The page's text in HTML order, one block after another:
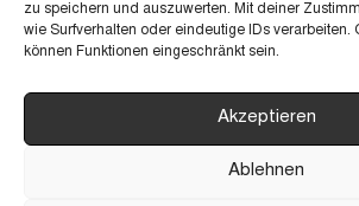
zu speichern und auszuwerten. Mit deiner
wie Surfverhalten oder eindeutige IDs verarbeiten.
können Funktionen eingeschränkt sein.
Akzeptieren
Ablehnen
Verwöhnpakete
Jobs
Impressum & Datenschutzerklärung
KI-Leitlinien